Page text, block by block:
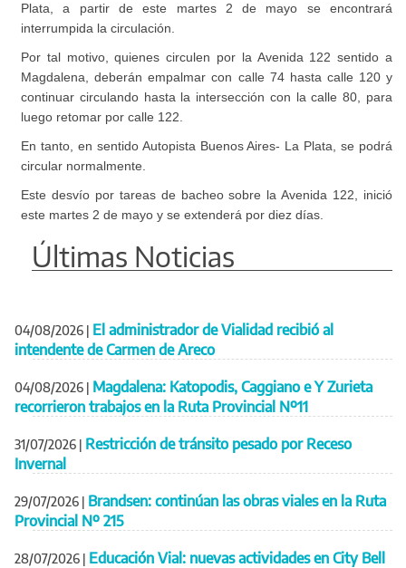
Plata, a partir de este martes 2 de mayo se encontrará
interrumpida la circulación.
Por tal motivo, quienes circulen por la Avenida 122 sentido a
Magdalena, deberán empalmar con calle 74 hasta calle 120 y
continuar circulando hasta la intersección con la calle 80, para
luego retomar por calle 122.
En tanto, en sentido Autopista Buenos Aires- La Plata, se podrá
circular normalmente.
Este desvío por tareas de bacheo sobre la Avenida 122, inició
este martes 2 de mayo y se extenderá por diez días.
Últimas Noticias
04/08/2026 | El administrador de Vialidad recibió al
intendente de Carmen de Areco
04/08/2026 | Magdalena: Katopodis, Caggiano e Y Zurieta
recorrieron trabajos en la Ruta Provincial Nº11
31/07/2026 | Restricción de tránsito pesado por Receso
Invernal
29/07/2026 | Brandsen: continúan las obras viales en la Ruta
Provincial Nº 215
28/07/2026 | Educación Vial: nuevas actividades en City Bell